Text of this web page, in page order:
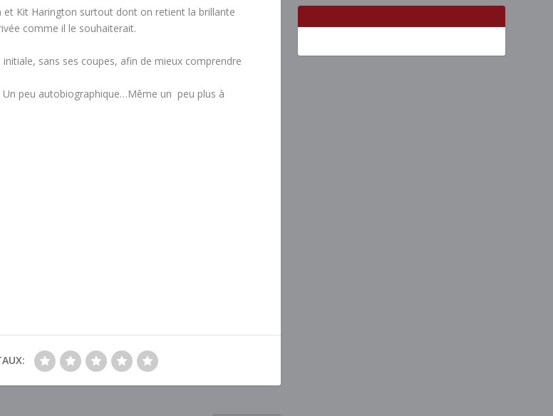
Kit Harington surtout dont on retient la brillante
comme il le souhaiterait.
sans ses coupes, afin de mieux comprendre
Un peu autobiographique…Même un peu plus à